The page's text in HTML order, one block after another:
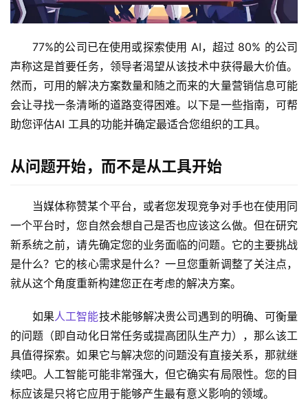
77%的公司已在使用或探索使用 AI，超过 80% 的公司
声称这是首要任务，领导者渴望从该技术中获得最大价值。
然而，可用的解决方案数量和随之而来的大量营销信息可能
会让寻找一条清晰的道路变得困难。以下是一些指南，可帮
助您评估AI 工具的功能并确定最适合您组织的工具。
从问题开始，而不是从工具开始
当媒体称赞某个平台，或者您发现竞争对手也在使用同
一个平台时，您自然会想自己是否也应该这么做。但在研究
新系统之前，请先确定您的业务面临的问题。它的主要挑战
是什么？它的核心需求是什么？一旦您重新调整了关注点，
就从这个角度重新构建您正在考虑的解决方案。
如果人工智能技术能够解决贵公司遇到的明确、可衡量
的问题（即自动化日常任务或提高团队生产力），那么该工
具值得探索。如果它与解决您的问题没有直接关系，那就继
续吧。人工智能可能非常强大，但它确实有局限性。您的目
标应该是只将它应用于能够产生最有意义影响的领域。